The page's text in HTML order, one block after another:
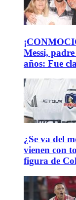
Messi,
años: Fue
¿Se va del
vienen con
figura de